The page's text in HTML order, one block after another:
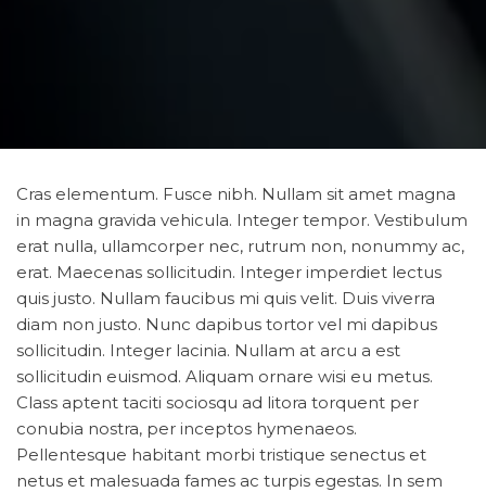
Cras elementum. Fusce nibh. Nullam sit amet magna
in magna gravida vehicula. Integer tempor. Vestibulum
erat nulla, ullamcorper nec, rutrum non, nonummy ac,
erat. Maecenas sollicitudin. Integer imperdiet lectus
quis justo. Nullam faucibus mi quis velit. Duis viverra
diam non justo. Nunc dapibus tortor vel mi dapibus
sollicitudin. Integer lacinia. Nullam at arcu a est
sollicitudin euismod. Aliquam ornare wisi eu metus.
Class aptent taciti sociosqu ad litora torquent per
conubia nostra, per inceptos hymenaeos.
Pellentesque habitant morbi tristique senectus et
netus et malesuada fames ac turpis egestas. In sem